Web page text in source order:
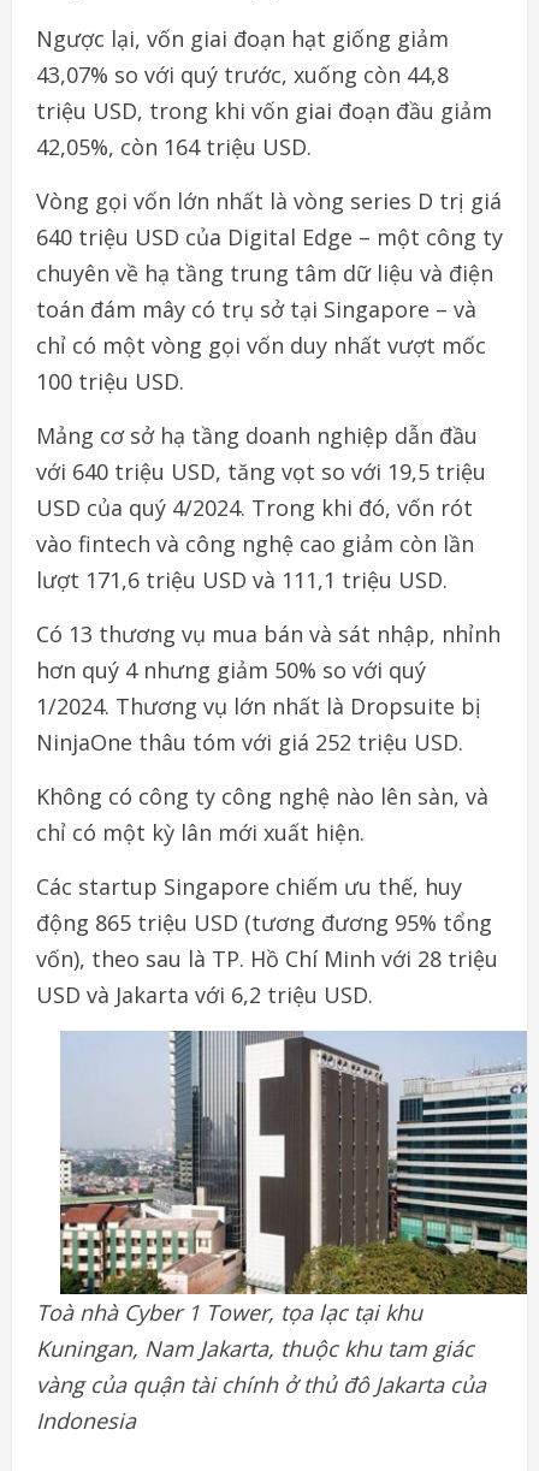
Ngược lại, vốn giai đoạn hạt giống giảm
43,07% so với quý trước, xuống còn 44,8
triệu USD, trong khi vốn giai đoạn đầu giảm
42,05%, còn 164 triệu USD.
Vòng gọi vốn lớn nhất là vòng series D trị giá
640 triệu USD của Digital Edge – một công ty
chuyên về hạ tầng trung tâm dữ liệu và điện
toán đám mây có trụ sở tại Singapore – và
chỉ có một vòng gọi vốn duy nhất vượt mốc
100 triệu USD.
Mảng cơ sở hạ tầng doanh nghiệp dẫn đầu
với 640 triệu USD, tăng vọt so với 19,5 triệu
USD của quý 4/2024. Trong khi đó, vốn rót
vào fintech và công nghệ cao giảm còn lần
lượt 171,6 triệu USD và 111,1 triệu USD.
Có 13 thương vụ mua bán và sát nhập, nhỉnh
hơn quý 4 nhưng giảm 50% so với quý
1/2024. Thương vụ lớn nhất là Dropsuite bị
NinjaOne thâu tóm với giá 252 triệu USD.
Không có công ty công nghệ nào lên sàn, và
chỉ có một kỳ lân mới xuất hiện.
Các startup Singapore chiếm ưu thế, huy
động 865 triệu USD (tương đương 95% tổng
vốn), theo sau là TP. Hồ Chí Minh với 28 triệu
USD và Jakarta với 6,2 triệu USD.
Toà nhà Cyber 1 Tower, tọa lạc tại khu
Kuningan, Nam Jakarta, thuộc khu tam giác
vàng của quận tài chính ở thủ đô Jakarta của
Indonesia